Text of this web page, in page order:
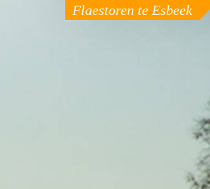
Flaestoren te Esbeek